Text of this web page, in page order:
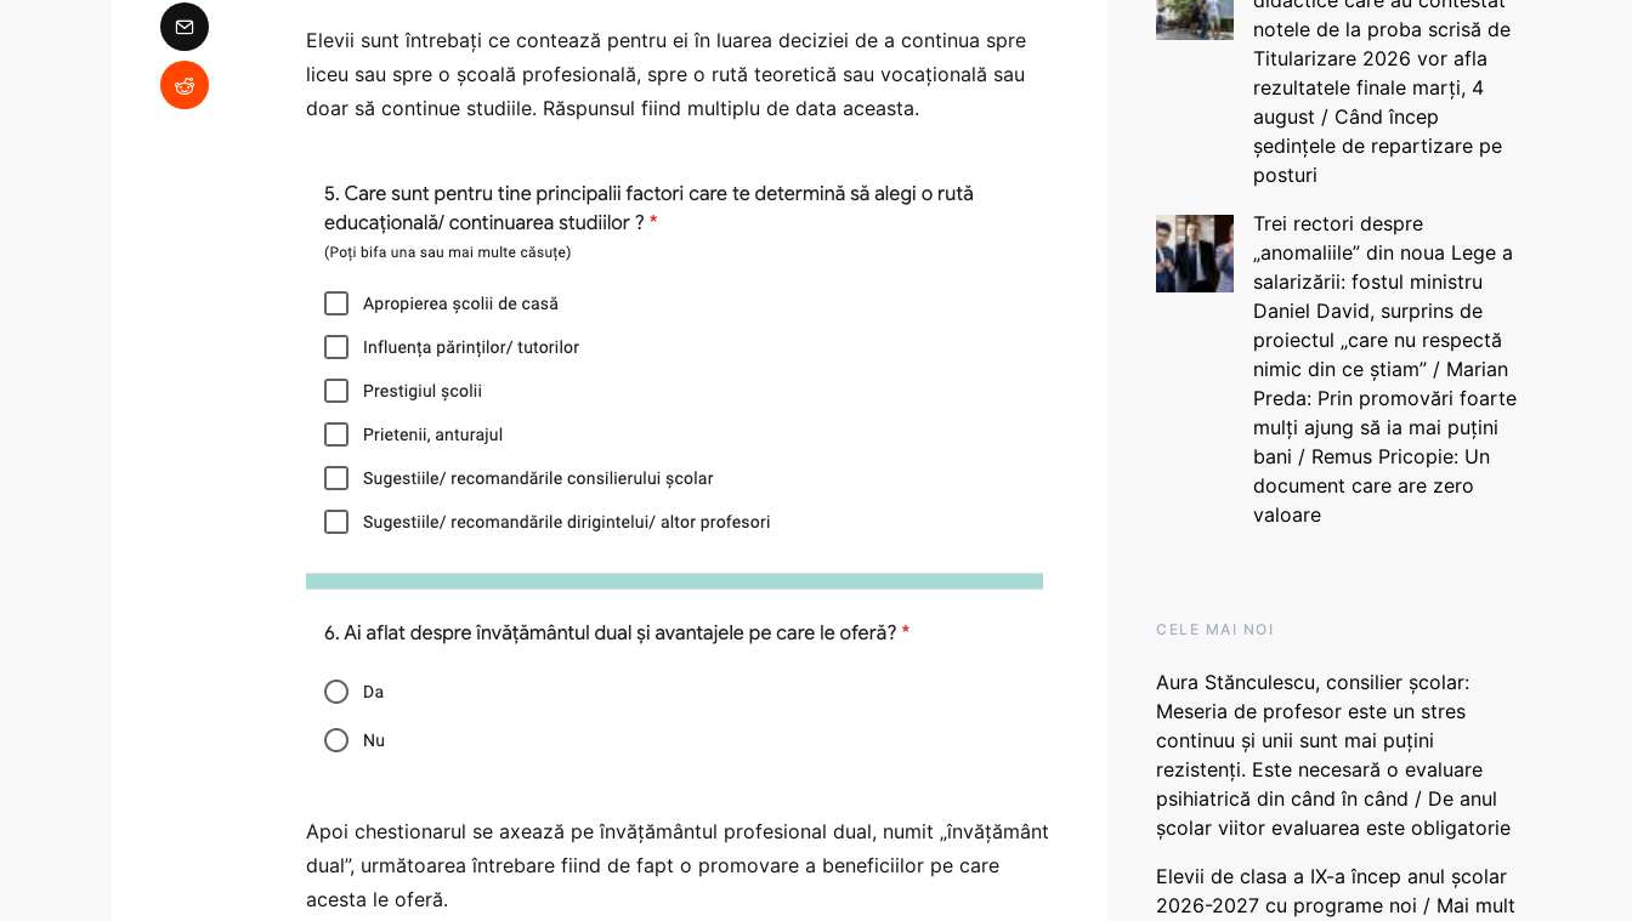
Elevii sunt întrebați ce contează pentru ei în luarea deciziei de a continua spre
liceu sau spre o școală profesională, spre o rută teoretică sau vocațională sau
doar să continue studiile. Răspunsul fiind multiplu de data aceasta.
Apoi chestionarul se axează pe învățământul profesional dual, numit „învățământ
dual”, următoarea întrebare fiind de fapt o promovare a beneficiilor pe care
acesta le oferă.
notele de la proba scrisă de
Titularizare 2026 vor afla
rezultatele finale marți, 4
august / Când încep
ședințele de repartizare pe
posturi
Trei rectori despre
„anomaliile” din noua Lege a
salarizării: fostul ministru
Daniel David, surprins de
proiectul „care nu respectă
nimic din ce știam” / Marian
Preda: Prin promovări foarte
mulți ajung să ia mai puțini
bani / Remus Pricopie: Un
document care are zero
valoare
CELE MAI NOI
Aura Stănculescu, consilier școlar:
Meseria de profesor este un stres
continuu și unii sunt mai puțini
rezistenți. Este necesară o evaluare
psihiatrică din când în când / De anul
școlar viitor evaluarea este obligatorie
Elevii de clasa a IX-a încep anul școlar
2026-2027 cu programe noi / Mai mult